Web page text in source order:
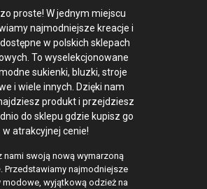
proste! W jednym miejscu
najmodniejsze kreacje i
w polskich sklepach
To wyselekcjonowane
sukienki, bluzki, stroje
i wiele innych. Dzięki nam
produkt i przejdziesz
do sklepu gdzie kupisz go
w atrakcyjnej cenie!
nami swoją nową wymarzoną
Przedstawiamy najmodniejsze
modowe, wyjątkową odzież na